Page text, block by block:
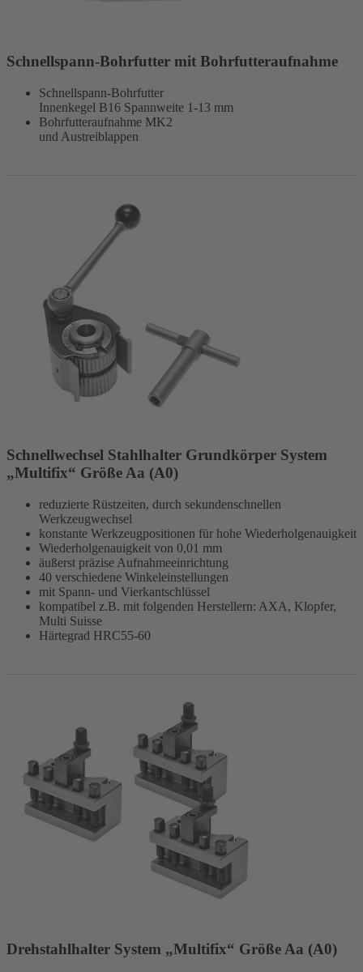
Schnellspann-Bohrfutter mit Bohrfutteraufnahme
Schnellspann-Bohrfutter
Innenkegel B16 Spannweite 1-13 mm
Bohrfutteraufnahme MK2
und Austreiblappen
Schnellwechsel Stahlhalter Grundkörper System
„Multifix“ Größe Aa (A0)
reduzierte Rüstzeiten, durch sekundenschnellen
Werkzeugwechsel
konstante Werkzeugpositionen für hohe Wiederholgenauigkeit
Wiederholgenauigkeit von 0,01 mm
äußerst präzise Aufnahmeeinrichtung
40 verschiedene Winkeleinstellungen
mit Spann- und Vierkantschlüssel
kompatibel z.B. mit folgenden Herstellern: AXA, Klopfer,
Multi Suisse
Härtegrad HRC55-60
Drehstahlhalter System „Multifix“ Größe Aa (A0)